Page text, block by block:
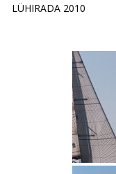
LÜHIRADA 2010